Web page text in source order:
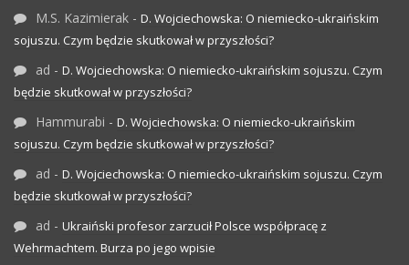
M.S. Kazimierak - D. Wojciechowska: O niemiecko-ukraińskim
sojuszu. Czym będzie skutkował w przyszłości?
ad - D. Wojciechowska: O niemiecko-ukraińskim sojuszu. Czym
będzie skutkował w przyszłości?
Hammurabi - D. Wojciechowska: O niemiecko-ukraińskim
sojuszu. Czym będzie skutkował w przyszłości?
ad - D. Wojciechowska: O niemiecko-ukraińskim sojuszu. Czym
będzie skutkował w przyszłości?
ad - Ukraiński profesor zarzucił Polsce współpracę z
Wehrmachtem. Burza po jego wpisie